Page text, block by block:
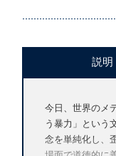
説明
今日、世界のメ
う暴力」という
念を単純化し、